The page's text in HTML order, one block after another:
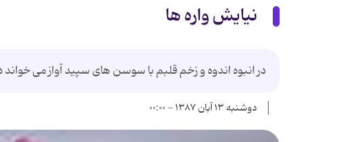
نیایش واره ها
در انبوه اندوه و زخم قلبم با سوسن های سپید آواز می
دوشنبه ۱۳ آبان ۱۳۸۷ - ۰۰:۰۰